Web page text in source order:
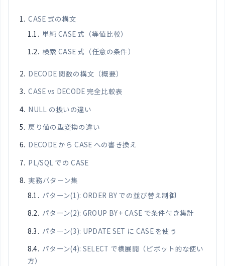
CASE 式の構文
単純 CASE 式（等値比較）
検索 CASE 式（任意の条件）
DECODE 関数の構文（概要）
CASE vs DECODE 完全比較表
NULL の扱いの違い
戻り値の型変換の違い
DECODE から CASE への書き換え
PL/SQL での CASE
実務パターン集
パターン(1): ORDER BY での並び替え制御
パターン(2): GROUP BY + CASE で条件付き集計
パターン(3): UPDATE SET に CASE を使う
パターン(4): SELECT で横展開（ピボット的な使い
方）